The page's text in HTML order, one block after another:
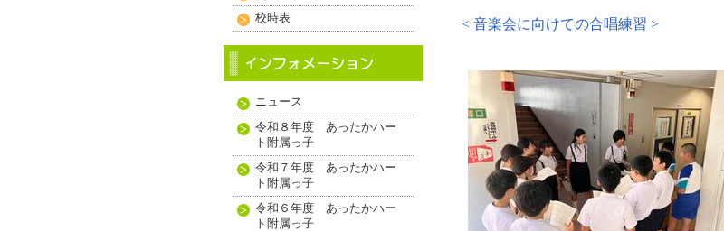
< 音楽会に向けての合唱練習 >
校時表
ニュース
令和８年度 あったかハー
ト附属っ子
令和７年度 あったかハー
ト附属っ子
令和６年度 あったかハー
ト附属っ子